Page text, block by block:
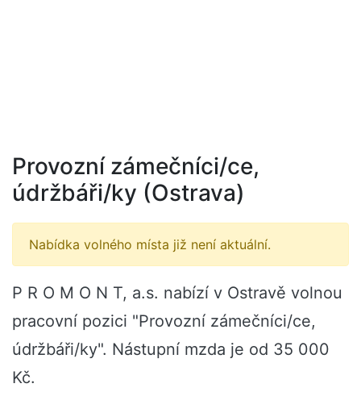
Provozní zámečníci/ce,
údržbáři/ky (Ostrava)
Nabídka volného místa již není aktuální.
P R O M O N T, a.s. nabízí v Ostravě volnou
pracovní pozici "Provozní zámečníci/ce,
údržbáři/ky". Nástupní mzda je od 35 000
Kč.